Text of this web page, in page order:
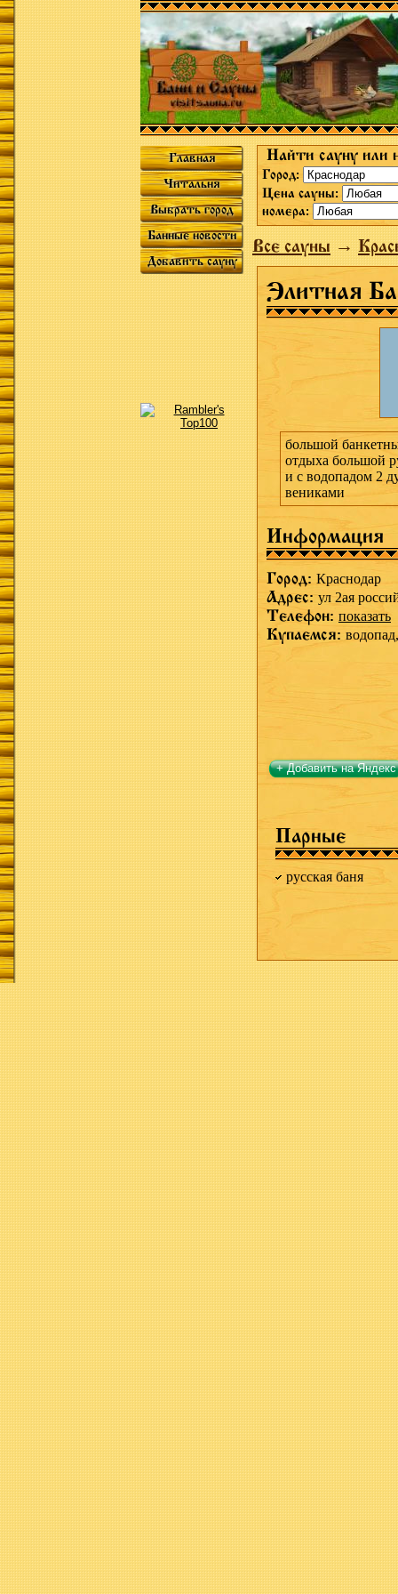
Главная
Читальня
Выбрать город
Банные новости
Добавить сауну
Найти сауну или
Город:
Цена сауны:
номера:
Все сауны→
Элитная
большой
отдыха большой
и с водопадом 2
вениками
Информация
Город: Краснодар
Адрес: ул 2ая
Телефон: показать
Купаемся:
+ Добавить на Яндекс
Парные
русская баня